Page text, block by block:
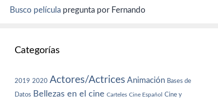
Busco película pregunta por Fernando
Categorías
2019 2020 Actores/Actrices Animación Bases de
Datos Bellezas en el cine Carteles Cine Español Cine y